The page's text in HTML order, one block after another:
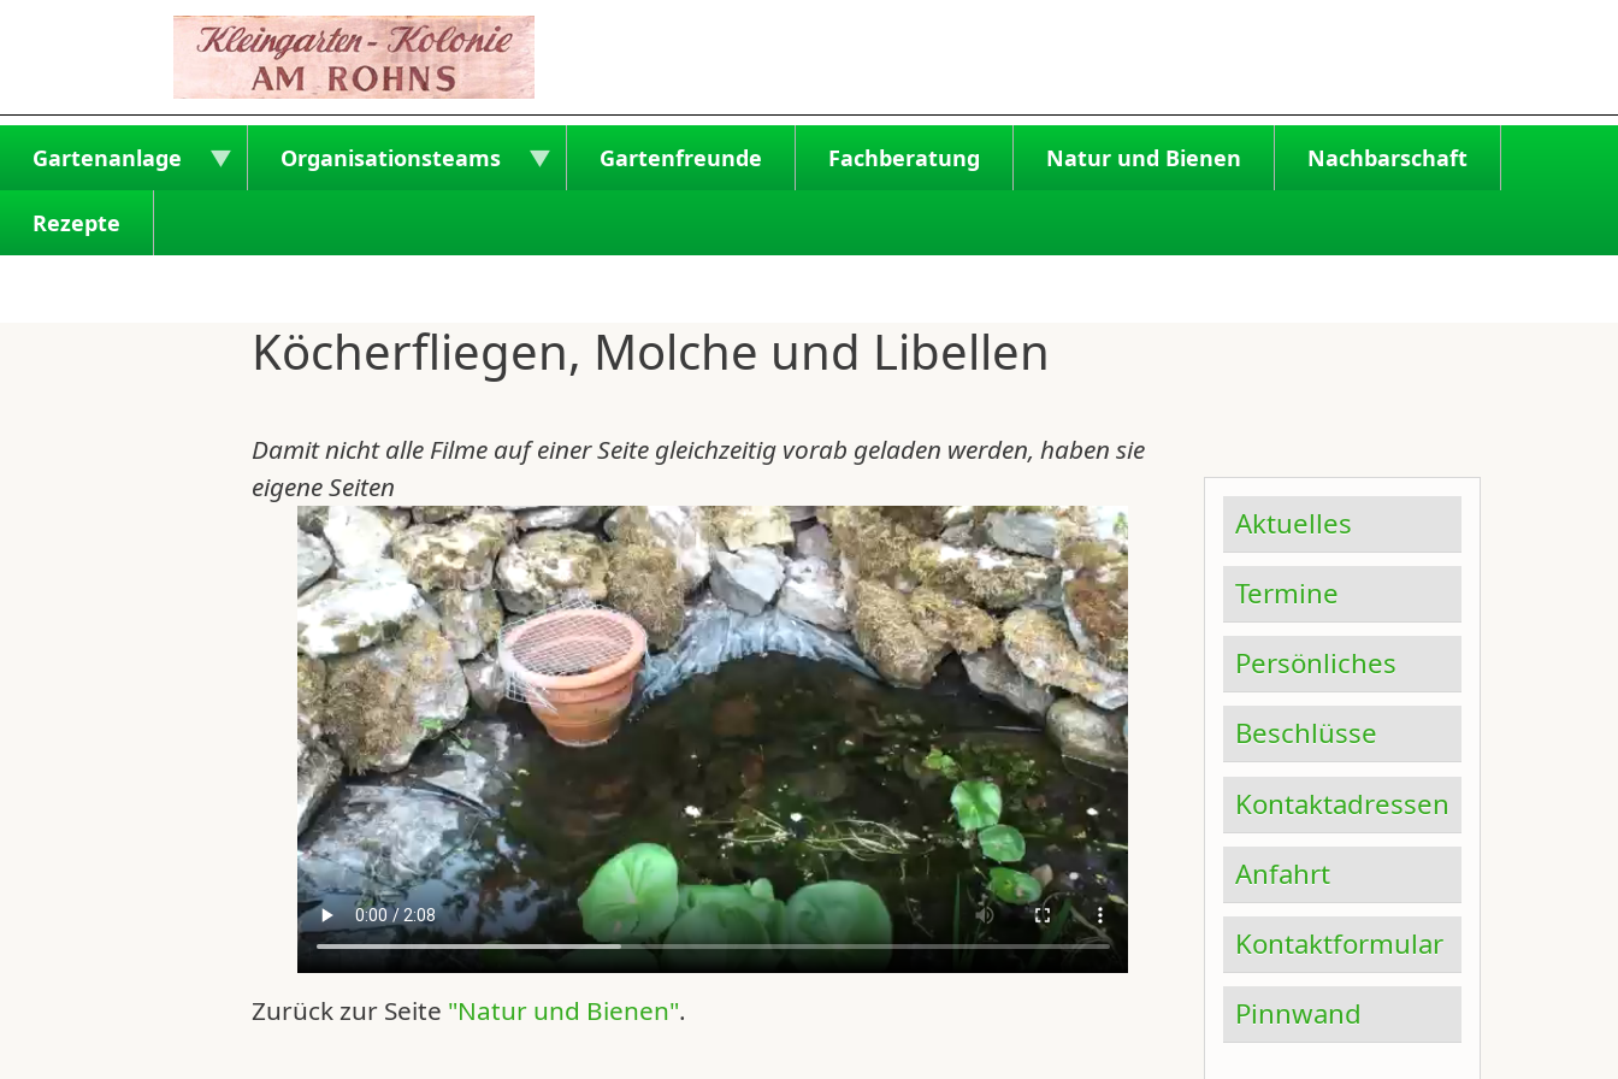
Gartenanlage Organisationsteams Gartenfreunde Fachberatung Natur und Bienen Nachbarschaft
Rezepte
Köcherfliegen, Molche und Libellen
Damit nicht alle Filme auf einer Seite gleichzeitig vorab geladen werden, haben sie
eigene Seiten
Zurück zur Seite "Natur und Bienen".
Aktuelles
Termine
Persönliches
Beschlüsse
Kontaktadressen
Anfahrt
Kontaktformular
Pinnwand